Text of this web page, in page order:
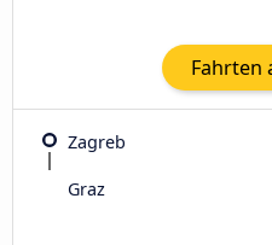
Fahrten
Zagreb
Graz